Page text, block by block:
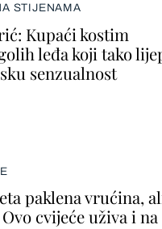
STIJENAMA
Kupaći kostim
leđa koji tako
senzualnost
paklena vrućina,
cvijeće uživa i na